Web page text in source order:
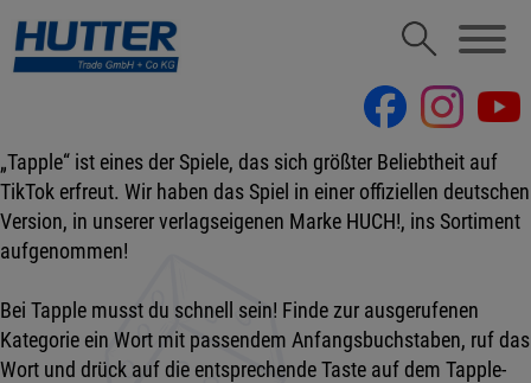
„Tapple“ ist eines der Spiele, das sich größter Beliebtheit auf
TikTok erfreut. Wir haben das Spiel in einer offiziellen deutschen
Version, in unserer verlagseigenen Marke HUCH!, ins Sortiment
aufgenommen!
Bei Tapple musst du schnell sein! Finde zur ausgerufenen
Kategorie ein Wort mit passendem Anfangsbuchstaben, ruf das
Wort und drück auf die entsprechende Taste auf dem Tapple-